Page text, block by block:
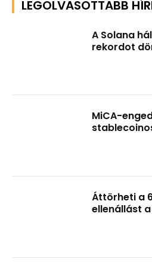
LEGOLVASOTTABB
A Solana
rekordot
MiCA-
Áttörheti a
ellenállást